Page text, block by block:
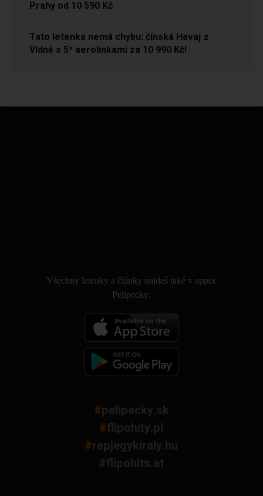
Prahy od 10 590 Kč
Tato letenka nemá chybu: čínská Havaj z
Vídně s 5* aerolinkami za 10 990 Kč!
Všechny letenky a články najdeš také v appce
Pelipecky:
#pelipecky.sk
#flipohity.pl
#repjegykiraly.hu
#flipohits.at